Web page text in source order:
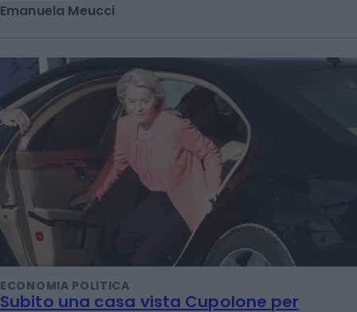
Emanuela Meucci
ECONOMIA POLITICA
Subito una casa vista Cupolone per